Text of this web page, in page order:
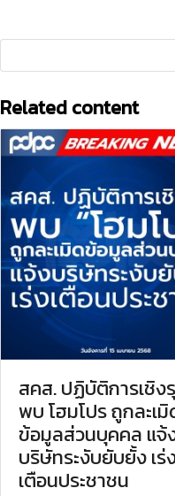
Related content
สคส. ปฏิบัติการเชิง
พบ โฮมโปร ถูกละเ
ข้อมูลส่วนบุคคล แจ้
บริษัทระงับยับยั้ง เร่
เตือนประชาชน